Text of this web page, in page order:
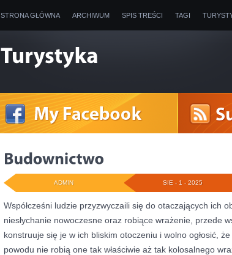
STRONA GŁÓWNA ARCHIWUM SPIS TREŚCI TAGI
SIE - 1 - 2025
ADMIN
Współcześni ludzie przyzwyczaili się do otaczających ich
niesłychanie nowoczesne oraz robiące wrażenie, przede
konstruuje się je w ich bliskim otoczeniu i wolno ogłosić,
powodu nie robią one tak właściwie aż tak kolosalnego